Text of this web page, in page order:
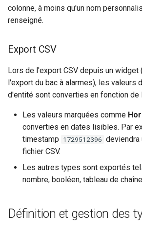
colonne, à moins qu'un nom
renseigné.
Export CSV
Lors de l'export CSV depuis un widget
l'export du bac à alarmes), les valeurs
d'entité sont converties en fonction de
Les valeurs marquées comme
converties en dates lisibles. Par
timestamp 1729512396 deviendra
fichier CSV.
Les autres types sont exportés
nombre, booléen, tableau de
Définition et gestion des